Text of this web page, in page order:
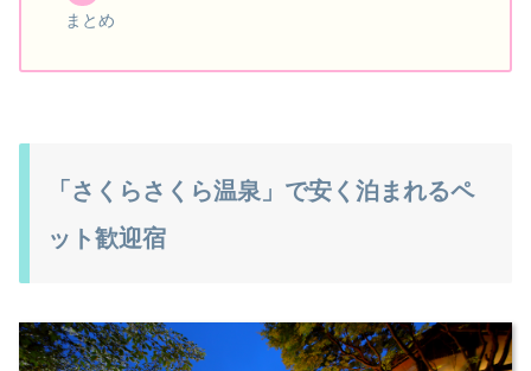
まとめ
「さくらさくら温泉」で安く泊まれるペ
ット歓迎宿